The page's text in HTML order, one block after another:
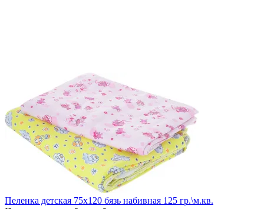
Пеленка детская 75х120 бязь набивная 125 гр.\м.кв.